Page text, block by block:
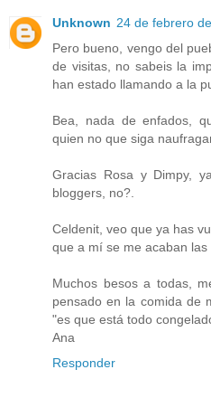
Unknown 24 de febrero
Pero bueno, vengo del
de visitas, no sabeis la
han estado llamando a la
Bea, nada de enfados,
quien no que siga
Gracias Rosa y Dimpy,
bloggers, no?.
Celdenit, veo que ya has
que a mí se me acaban las
Muchos besos a todas,
pensado en la comida de
"es que está todo
Ana
Responder